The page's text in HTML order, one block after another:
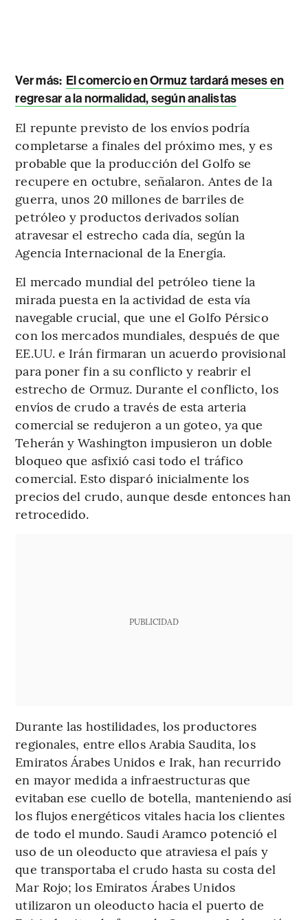
Ver más: El comercio en Ormuz tardará meses en
regresar a la normalidad, según analistas
El repunte previsto de los envíos podría
completarse a finales del próximo mes, y es
probable que la producción del Golfo se
recupere en octubre, señalaron. Antes de la
guerra, unos 20 millones de barriles de
petróleo y productos derivados solían
atravesar el estrecho cada día, según la
Agencia Internacional de la Energía.
El mercado mundial del petróleo tiene la
mirada puesta en la actividad de esta vía
navegable crucial, que une el Golfo Pérsico
con los mercados mundiales, después de que
EE.UU. e Irán firmaran un acuerdo provisional
para poner fin a su conflicto y reabrir el
estrecho de Ormuz. Durante el conflicto, los
envíos de crudo a través de esta arteria
comercial se redujeron a un goteo, ya que
Teherán y Washington impusieron un doble
bloqueo que asfixió casi todo el tráfico
comercial. Esto disparó inicialmente los
precios del crudo, aunque desde entonces han
retrocedido.
PUBLICIDAD
Durante las hostilidades, los productores
regionales, entre ellos Arabia Saudita, los
Emiratos Árabes Unidos e Irak, han recurrido
en mayor medida a infraestructuras que
evitaban ese cuello de botella, manteniendo así
los flujos energéticos vitales hacia los clientes
de todo el mundo. Saudi Aramco potenció el
uso de un oleoducto que atraviesa el país y
que transportaba el crudo hasta su costa del
Mar Rojo; los Emiratos Árabes Unidos
utilizaron un oleoducto hacia el puerto de